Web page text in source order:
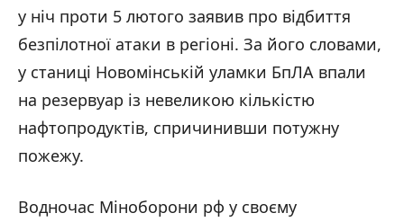
у ніч проти 5 лютого заявив про відбиття
безпілотної атаки в регіоні. За його словами,
у станиці Новомінській уламки БпЛА впали
на резервуар із невеликою кількістю
нафтопродуктів, спричинивши потужну
пожежу.
Водночас Міноборони рф у своєму